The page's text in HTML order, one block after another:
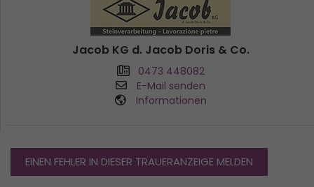
Jacob KG d. Jacob Doris & Co.
0473 448082
E-Mail senden
Informationen
EINEN FEHLER IN DIESER TRAUERANZEIGE MELDEN